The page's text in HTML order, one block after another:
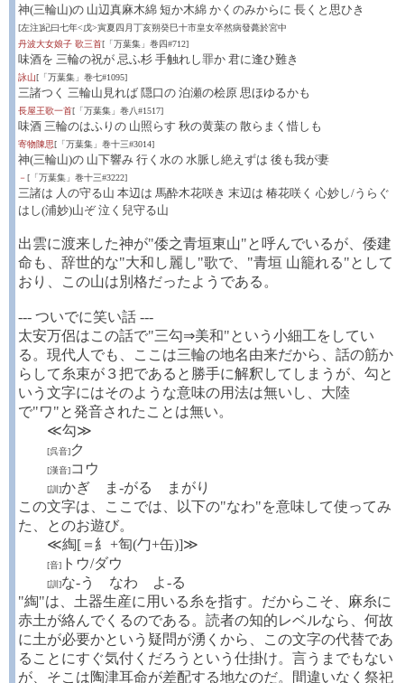
神(三輪山)の 山辺真麻木綿 短か木綿 かくのみからに 長くと思ひき
[左注]紀曰七年<戊>寅夏四月丁亥朔癸巳十市皇女卒然病發薨於宮中
丹波大女娘子 歌三首[「万葉集」巻四#712]
味酒を 三輪の祝が 忌ふ杉 手触れし罪か 君に逢ひ難き
詠山[「万葉集」巻七#1095]
三諸つく 三輪山見れば 隠口の 泊瀬の桧原 思ほゆるかも
長屋王歌一首[「万葉集」巻八#1517]
味酒 三輪のはふりの 山照らす 秋の黄葉の 散らまく惜しも
寄物陳思[「万葉集」巻十三#3014]
神(三輪山)の 山下響み 行く水の 水脈し絶えずは 後も我が妻
－ [「万葉集」巻十三#3222]
三諸は 人の守る山 本辺は 馬酔木花咲き 末辺は 椿花咲く 心妙し/うらぐ
はし(浦妙)山ぞ 泣く兒守る山
出雲に渡来した神が"倭之青垣東山"と呼んでいるが、倭建
命も、辞世的な"大和し麗し"歌で、"青垣 山籠れる"として
おり、この山は別格だったようである。
--- ついでに笑い話 ---
太安万侶はこの話で"三勾⇒美和"という小細工をしてい
る。現代人でも、ここは三輪の地名由来だから、話の筋か
らして糸束が３把であると勝手に解釈してしまうが、勾と
いう文字にはそのような意味の用法は無いし、大陸
で"ワ"と発音されたことは無い。
≪勾≫
[呉音]ク
[漢音]コウ
[訓]かぎ ま-がる まがり
この文字は、ここでは、以下の"なわ"を意味して使ってみ
た、とのお遊び。
≪綯[＝糹+匋(勹+缶)]≫
[音] トウ/ダウ
[訓]な-う なわ よ-る
"綯"は、土器生産に用いる糸を指す。だからこそ、麻糸に
赤土が絡んでくるのである。読者の知的レベルなら、何故
に土が必要かという疑問が湧くから、この文字の代替であ
ることにすぐ気付くだろうという仕掛け。言うまでもない
が、そこは陶津耳命が差配する地なのだ。間違いなく祭祀